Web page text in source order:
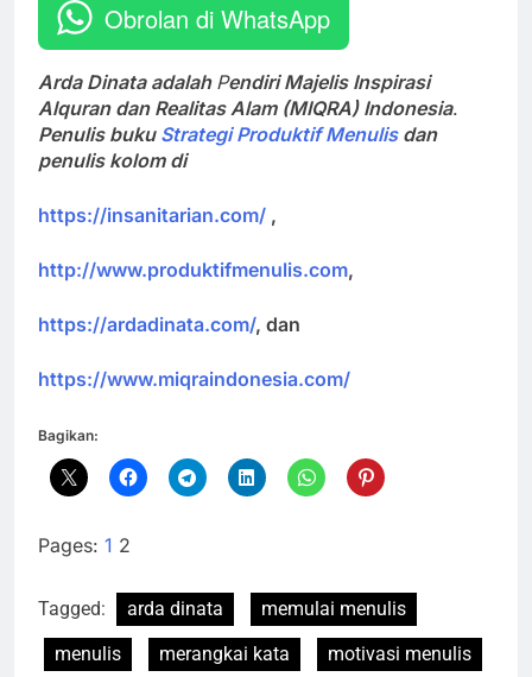
Obrolan di WhatsApp
Arda Dinata adalah Pendiri Majelis Inspirasi
Alquran dan Realitas Alam (MIQRA) Indonesia.
Penulis buku Strategi Produktif Menulisdan
penulis kolom di
https://insanitarian.com/ ,
http://www.produktifmenulis.com,
https://ardadinata.com/, dan
https://www.miqraindonesia.com/
Bagikan:
Pages: 1 2
Tagged: arda dinata
memulai menulis
menulis
merangkai kata
motivasi menulis